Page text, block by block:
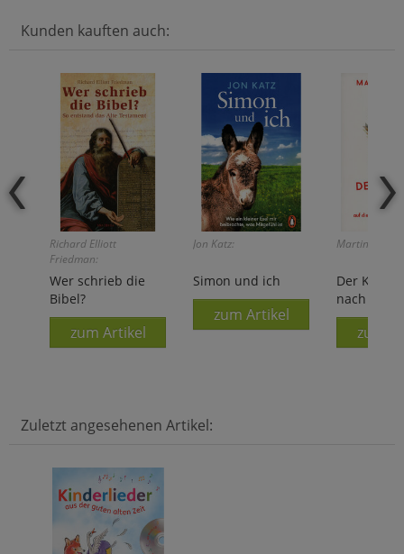
Kunden kauften auch:
Richard Elliott
Friedman:
Wer schrieb die
Bibel?
zum Artikel
Jon Katz:
Simon und ich
zum Artikel
Martin
Der
nach
zum
Zuletzt angesehenen Artikel: